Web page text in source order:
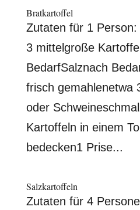
Bratkartoffel
Zutaten für 1
3 mittelgroße
BedarfSalznach
frisch gemahlenetwa
oder
Kartoffeln in einem
bedecken1 Prise...
Salzkartoffeln
Zutaten für 4